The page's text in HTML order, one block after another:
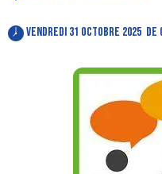
vendredi 31 octobre 2025  de